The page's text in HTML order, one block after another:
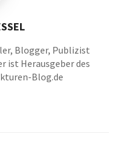
Blogger, Publizist
ist Herausgeber des
Blog.de